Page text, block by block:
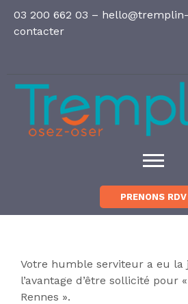
03 200 662 03 –
contacter
PRENONS RDV
Votre humble serviteur a eu la
l’avantage d’être sollicité pour
Rennes ».
Panneau de gestion des cookies